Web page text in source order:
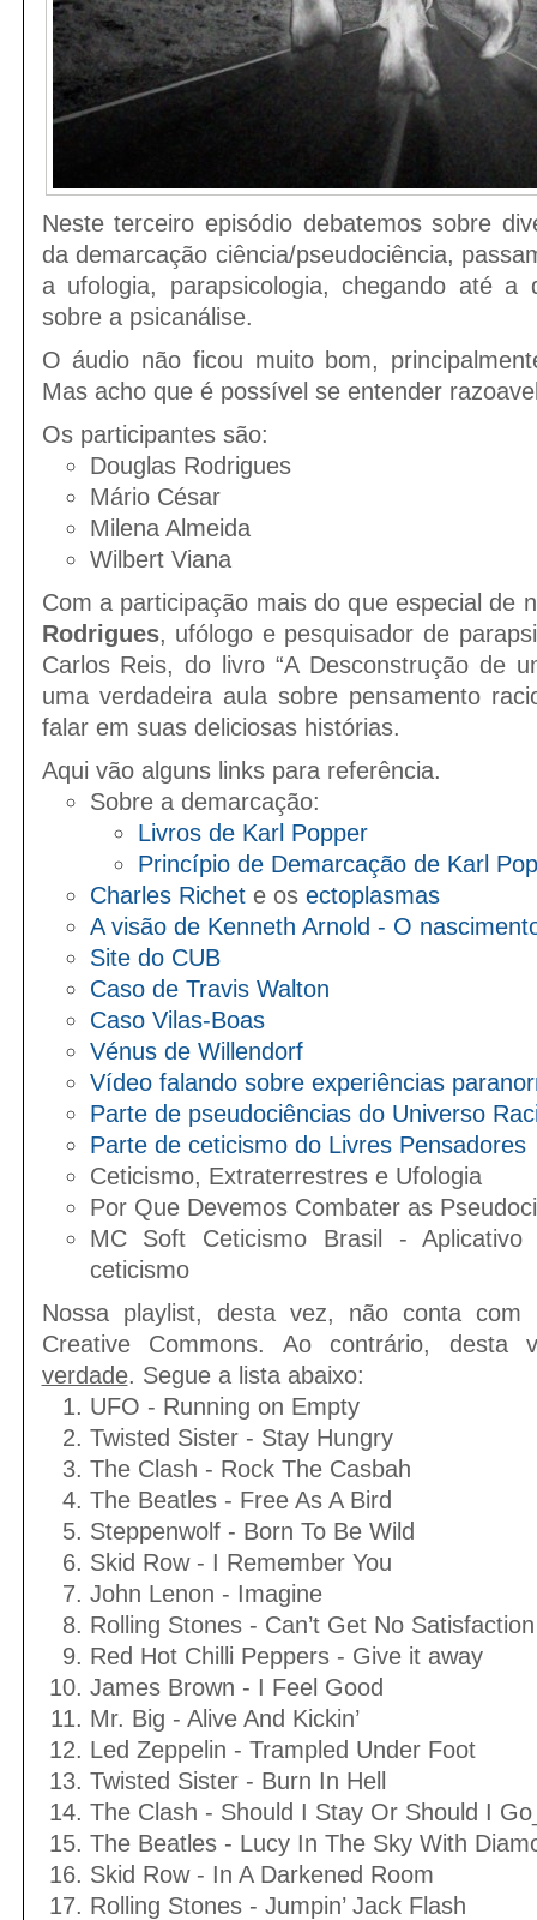
Neste terceiro episódio debatemos sobre
da demarcação ciência/pseudociência,
a ufologia, parapsicologia, chegando até a
sobre a psicanálise.
O áudio não ficou muito bom,
Mas acho que é possível se entender
Os participantes são:
Douglas Rodrigues
Mário César
Milena Almeida
Wilbert Viana
Com a participação mais do que especial de
Rodrigues, ufólogo e pesquisador de
Carlos Reis, do livro “A Desconstrução de
uma verdadeira aula sobre pensamento
falar em suas deliciosas histórias.
Aqui vão alguns links para referência.
Sobre a demarcação:
Livros de Karl Popper
Princípio de Demarcação de Karl
Charles Richete os ectoplasmas
A visão de Kenneth Arnold - O
Site do CUB
Caso de Travis Walton
Caso Vilas-Boas
Vénus de Willendorf
Vídeo falando sobre experiências
Parte de pseudociências do Universo
Parte de ceticismo do Livres Pensadores
Ceticismo, Extraterrestres e Ufologia
Por Que Devemos Combater as
MC Soft Ceticismo Brasil -
ceticismo
Nossa playlist, desta vez, não conta com
Creative Commons. Ao contrário,
verdade. Segue a lista abaixo:
UFO - Running on Empty
Twisted Sister - Stay Hungry
The Clash - Rock The Casbah
The Beatles - Free As A Bird
Steppenwolf - Born To Be Wild
Skid Row - I Remember You
John Lenon - Imagine
Rolling Stones - Can’t Get No Satisfaction
Red Hot Chilli Peppers - Give it away
James Brown - I Feel Good
Mr. Big - Alive And Kickin’
Led Zeppelin - Trampled Under Foot
Twisted Sister - Burn In Hell
The Clash - Should I Stay Or Should I
The Beatles - Lucy In The Sky With
Skid Row - In A Darkened Room
Rolling Stones - Jumpin’ Jack Flash